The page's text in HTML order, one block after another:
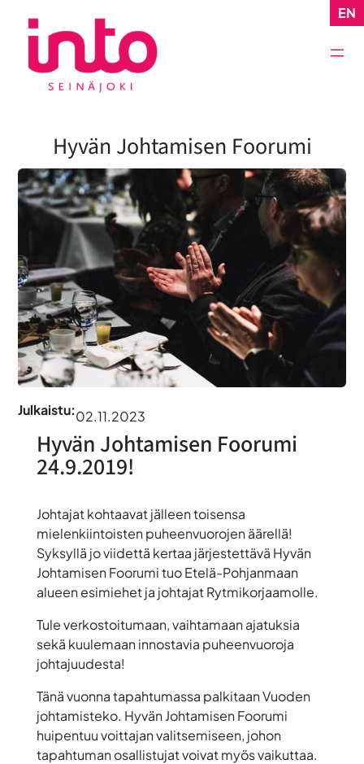
sisältöön
EN
Hyvän Johtamisen Foorumi
Julkaistu:02.11.2023
Hyvän Johtamisen Foorumi
24.9.2019!
Johtajat kohtaavat jälleen toisensa
mielenkiintoisten puheenvuorojen äärellä!
Syksyllä jo viidettä kertaa järjestettävä Hyvän
Johtamisen Foorumi tuo Etelä-Pohjanmaan
alueen esimiehet ja johtajatRytmikorjaamolle.
Tule verkostoitumaan, vaihtamaan ajatuksia
sekä kuulemaan innostavia puheenvuoroja
johtajuudesta!
Tänä vuonna tapahtumassa palkitaan Vuoden
johtamisteko. Hyvän Johtamisen Foorumi
huipentuu voittajan valitsemiseen, johon
tapahtuman osallistujat voivat myös vaikuttaa.